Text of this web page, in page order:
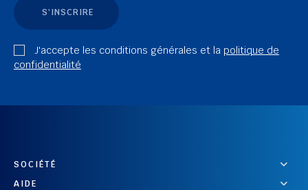
S'INSCRIRE
J'accepte les conditions générales et la politique de
confidentialité
SOCIÉTÉ
AIDE